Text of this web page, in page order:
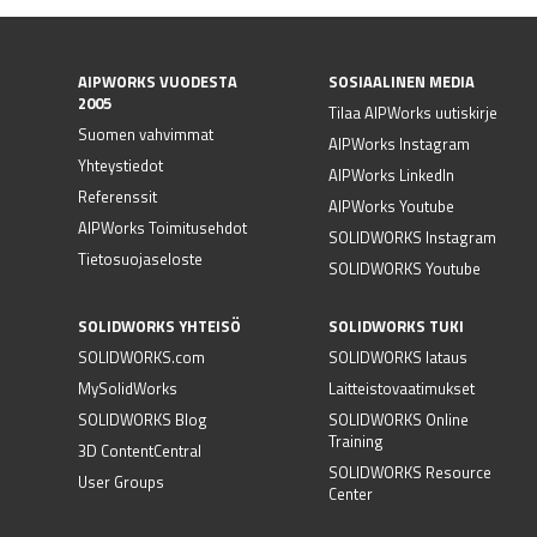
AIPWORKS VUODESTA
2005
Suomen vahvimmat
Yhteystiedot
Referenssit
AIPWorks Toimitusehdot
Tietosuojaseloste
SOSIAALINEN MEDIA
Tilaa AIPWorks uutiskirje
AIPWorks Instagram
AIPWorks LinkedIn
AIPWorks Youtube
SOLIDWORKS Instagram
SOLIDWORKS Youtube
SOLIDWORKS YHTEISÖ
SOLIDWORKS.com
MySolidWorks
SOLIDWORKS Blog
3D ContentCentral
User Groups
SOLIDWORKS TUKI
SOLIDWORKS lataus
Laitteistovaatimukset
SOLIDWORKS Online
Training
SOLIDWORKS Resource
Center